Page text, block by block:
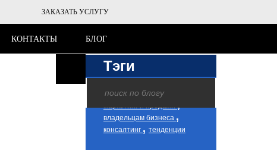
ЗАКАЗАТЬ УСЛУГУ
КОНТАКТЫ БЛОГ
Тэги
персонал,менеджмент
маркетинг и продажи,
владельцам бизнеса ,
консалтинг , тенденции